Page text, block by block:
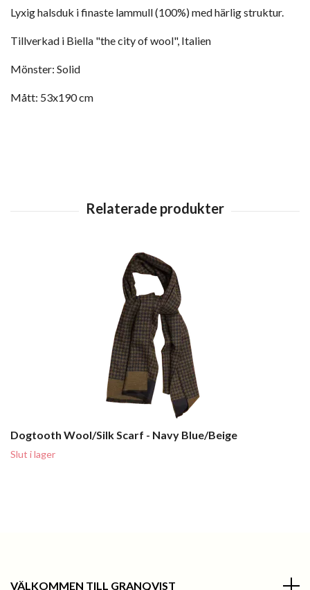
Lyxig halsduk i finaste lammull (100%) med härlig struktur.
Tillverkad i Biella "the city of wool", Italien
Mönster: Solid
Mått: 53x190 cm
Dogtooth Wool/Silk Scarf - Navy Blue/Beige
Slut i lager
VÄLKOMMEN TILL GRANQVIST